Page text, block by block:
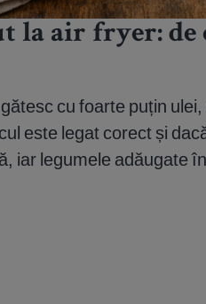
la air fryer: de
cu foarte puțin
este legat corect și
iar legumele adăugate